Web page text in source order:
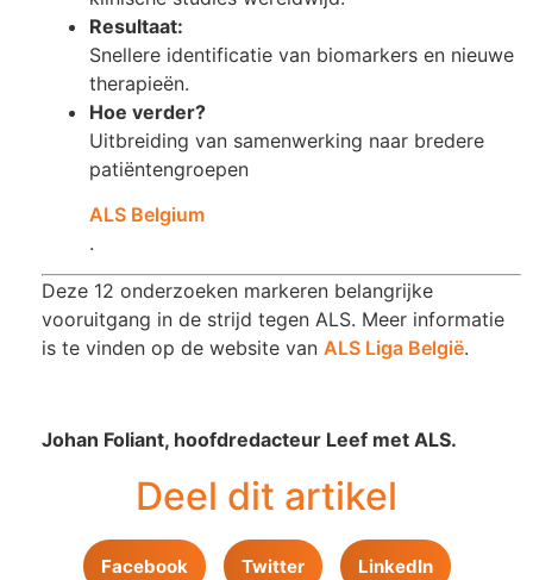
Resultaat:
Snellere identificatie van biomarkers en nieuwe
therapieën.
Hoe verder?
Uitbreiding van samenwerking naar bredere
patiëntengroepen​
ALS Belgium
.
Deze 12 onderzoeken markeren belangrijke
vooruitgang in de strijd tegen ALS. Meer informatie
is te vinden op de website van ALS Liga België.
Johan Foliant, hoofdredacteur Leef met ALS.
Deel dit artikel
Facebook Twitter LinkedIn